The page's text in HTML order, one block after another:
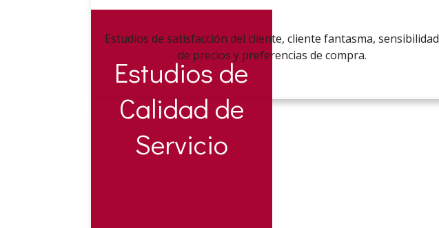
Estudios de
Calidad de
Servicio
Estudios de satisfacción del cliente, cliente fantasma, sensibilidad
de precios y preferencias de compra.